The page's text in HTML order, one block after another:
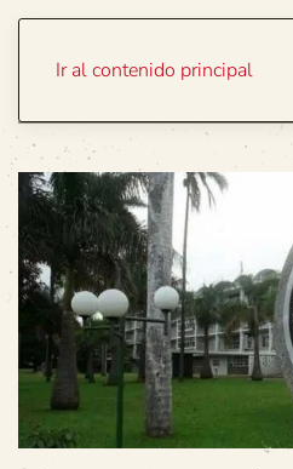
Ir al contenido principal